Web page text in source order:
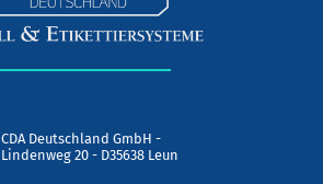
CDA Deutschland GmbH -
Lindenweg 20 - D35638 Leun